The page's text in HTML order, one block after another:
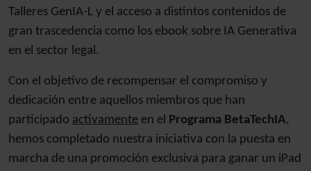
Talleres GenIA-L y el acceso a distintos contenidos de
gran trascedencia como los ebook sobre IA Generativa
en el sector legal.
Con el objetivo de recompensar el compromiso y
dedicación entre aquellos miembros que han
participado activamente en el Programa BetaTechIA,
hemos completado nuestra iniciativa con la puesta en
marcha de una promoción exclusiva para ganar un iPad